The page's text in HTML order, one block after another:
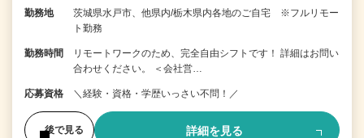
勤務地
茨城県水戸市、他県内/栃木県内各地のご自宅 ※フルリモー
ト勤務
勤務時間
リモートワークのため、完全自由シフトです！ 詳細はお問い
合わせください。 ＜会社営…
応募資格 ＼経験・資格・学歴いっさい不問！／
後で見る 詳細を見る